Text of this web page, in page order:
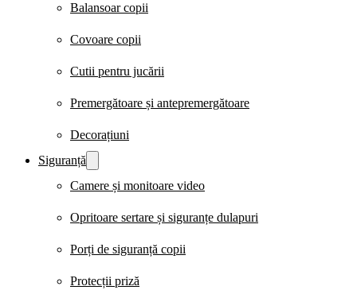
Balansoar copii
Covoare copii
Cutii pentru jucării
Premergătoare și antepremergătoare
Decorațiuni
Siguranță
Camere și monitoare video
Opritoare sertare și siguranțe dulapuri
Porți de siguranță copii
Protecții priză